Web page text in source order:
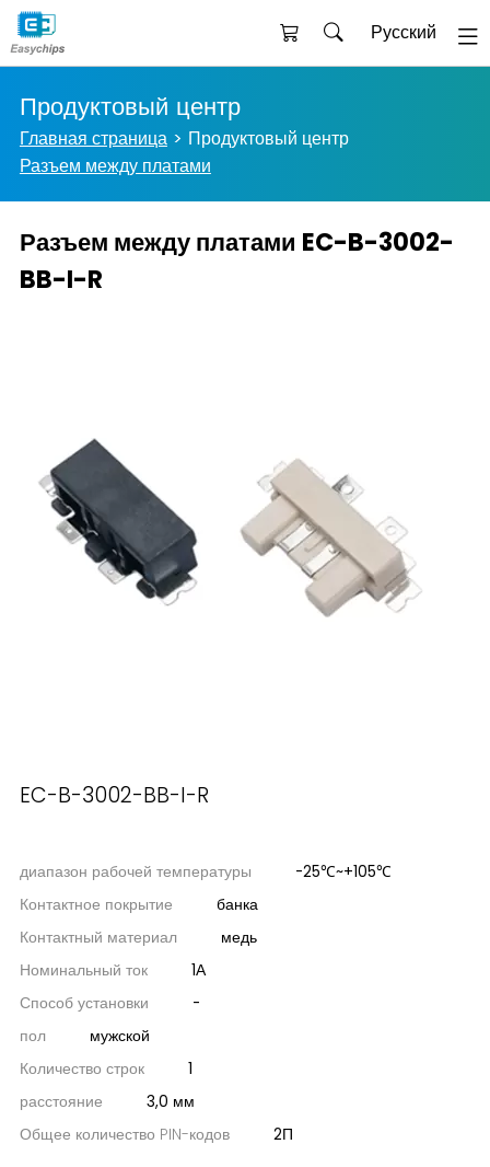
Русский
Продуктовый центр
Главная страница
Продуктовый центр
Разъем между платами
Разъем между платами EC-B-3002-
BB-I-R
EC-B-3002-BB-I-R
диапазон рабочей температуры
-25℃~+105℃
Контактное покрытие
банка
Контактный материал
медь
Номинальный ток
1А
Способ установки
-
пол
мужской
Количество строк
1
расстояние
3,0 мм
Общее количество PIN-кодов
2П